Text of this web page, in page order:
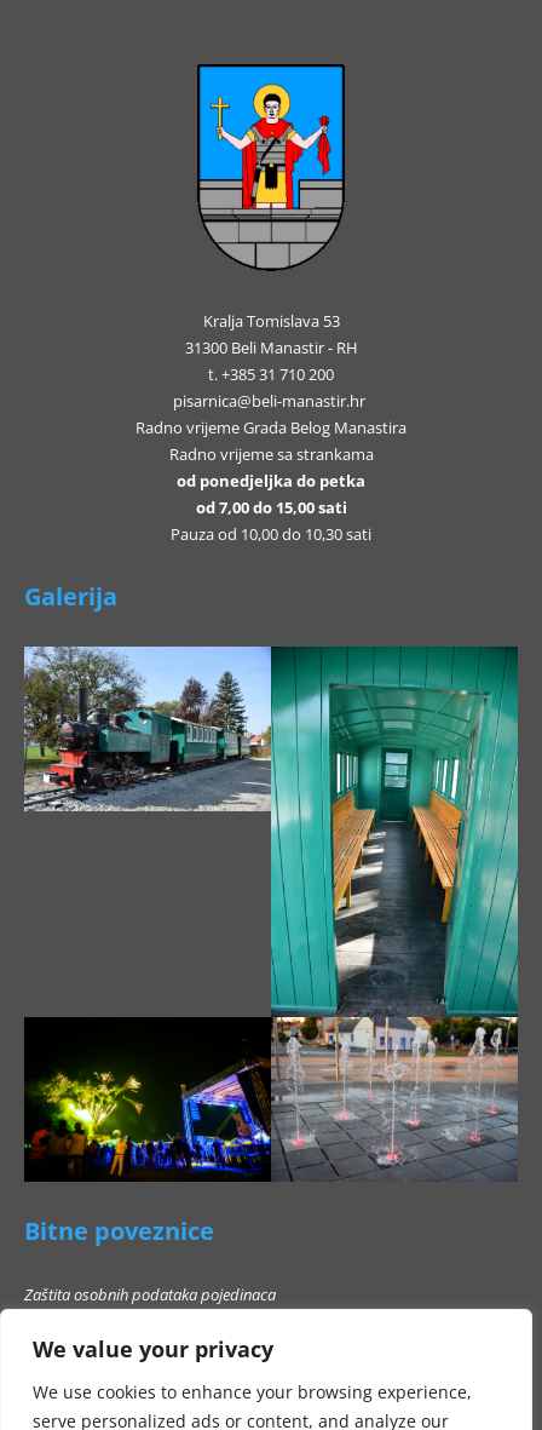
We value your privacy
We use cookies to enhance your browsing experience,
serve personalized ads or content, and analyze our
Kralja Tomislava 53
31300 Beli Manastir - RH
t. +385 31 710 200
pisarnica@beli-manastir.hr
Radno vrijeme Grada Belog Manastira
Radno vrijeme sa strankama
od ponedjeljka do petka
od 7,00 do 15,00 sati
Pauza od 10,00 do 10,30 sati
Galerija
Bitne poveznice
Zaštita osobnih podataka pojedinaca
Popis poslovnih subjekata s kojima Grad Beli Manastir ne smije stupati u